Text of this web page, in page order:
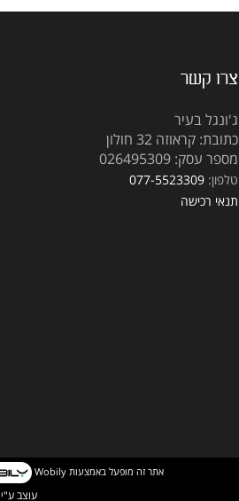
צרו קשר
ג'ונגל בעיר
כתובת: קראוזה 32 חולון
מספר עסק: 026495309
טלפון: 077-5523309
תנאי רכישה
אתר זה מופעל באמצעותWobily
עוצב ע"י